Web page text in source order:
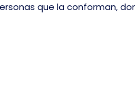
que la conforman,